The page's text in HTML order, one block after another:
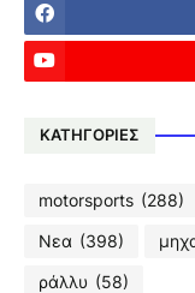
ΚΑΤΗΓΟΡΙΕΣ
motorsports (288)
Νεα (398)
ράλλυ (58)